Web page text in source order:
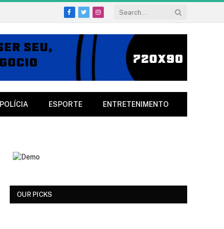
Facebook
TwitterInstagram
POLÍCIA ESPORTE ENTRETENIMENTO
OUR PICKS